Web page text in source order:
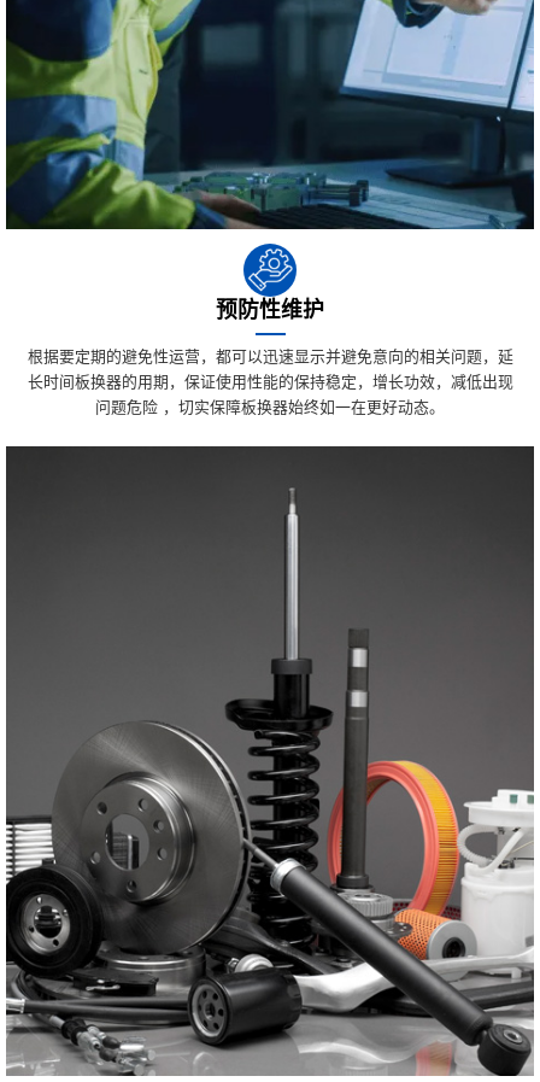
预防性维护
根据要定期的避免性运营，都可以迅速显示并避免意向的相关问题，延
长时间板换器的用期，保证使用性能的保持稳定，增长功效，减低出现
问题危险 ，切实保障板换器始终如一在更好动态。